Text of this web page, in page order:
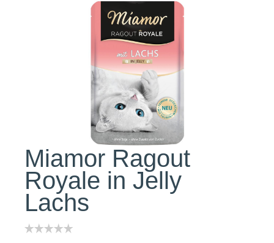
Bildergalerie überspringen
Miamor Ragout
Royale in Jelly
Lachs